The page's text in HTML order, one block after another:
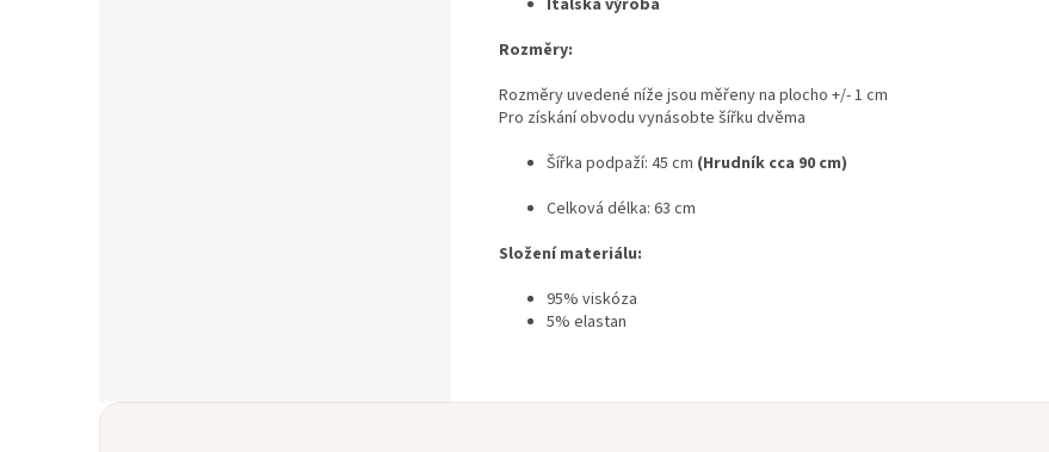
Italská výroba
Rozměry:
Rozměry uvedené níže jsou měřeny na plocho +/- 1 cm
Pro získání obvodu vynásobte šířku dvěma
Šířka podpaží: 45 cm (Hrudník cca 90 cm)
Celková délka: 63 cm
Složení materiálu:
95% viskóza
5% elastan